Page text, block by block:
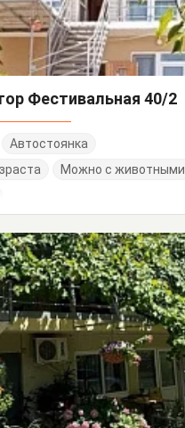
Фестивальная 40/2
Автостоянка
Можно с животными